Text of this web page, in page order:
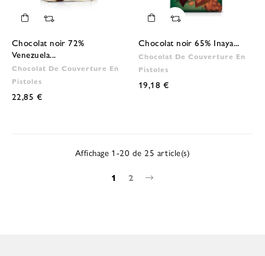
Chocolat noir 72%
Venezuela...
Chocolat De Couverture En
Pistoles
22,85 €
Chocolat noir 65% Inaya...
Chocolat De Couverture En
Pistoles
19,18 €
Affichage 1-20 de 25 article(s)
1
2